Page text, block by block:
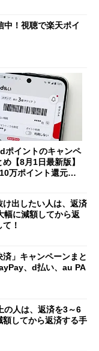
中！視聴で楽天ポイ
ポイントのキャンペ
【8月1日最新版】
万ポイント還元の
出したい人は、返済
幅に減額してから返
！
」キャンペーンまと
、d払い、au PA
の人は、返済を3～6
してから返済する手